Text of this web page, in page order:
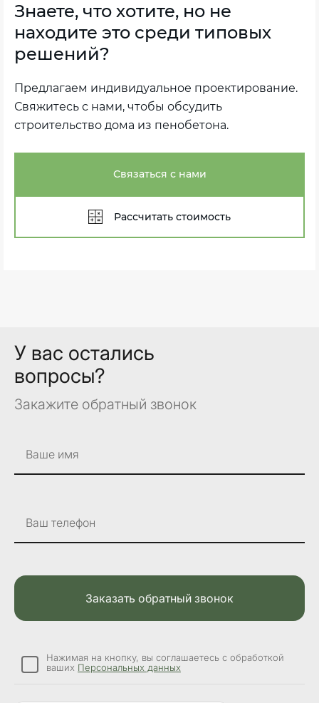
Знаете, что хотите, но не
находите это среди типовых
решений?
Предлагаем индивидуальное проектирование.
Свяжитесь с нами, чтобы обсудить
строительство дома из пенобетона.
Связаться с нами
Рассчитать стоимость
У вас остались
вопросы?
Закажите обратный звонок
Ваше имя
Ваш телефон
Заказать обратный звонок
Нажимая на кнопку, вы соглашаетесь с обработкой
ваших Персональных данных